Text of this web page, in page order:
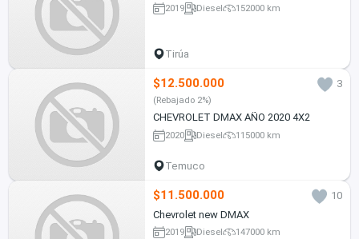
2019 Diesel 152000 km
Tirúa
$12.500.000 3
(Rebajado 2%)
CHEVROLET DMAX AÑO 2020 4X2
2020 Diesel 115000 km
Temuco
$11.500.000
10
Chevrolet new DMAX
2019 Diesel 147000 km